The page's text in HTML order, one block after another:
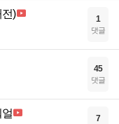
) 1
댓글
45
댓글
7